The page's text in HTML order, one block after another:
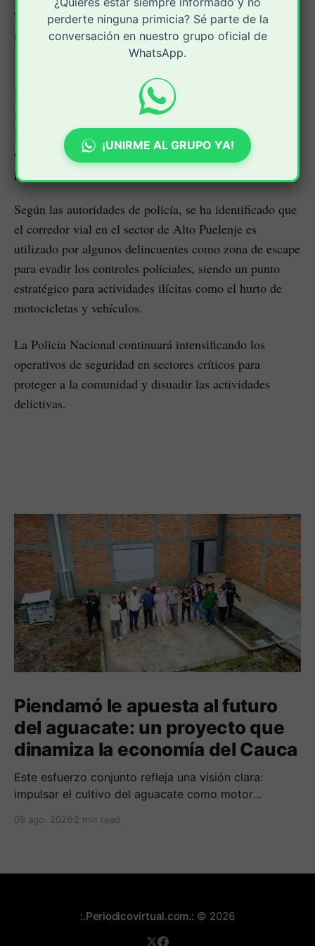
También se inmovilizó una motocicleta color rojo, que
utilizaba el ciudadano en el momento de su detención.
Luego de ser capturado en flagrancia, se le informaron
sus derechos, y fue trasladado a las instalaciones de la
Fiscalía para los procedimientos de judicialización
correspondientes, posteriormente, un juez lo envió a
prisión.
Según las autoridades de policía, se ha identificado que
el corredor vial en el sector de Alto Puelenje es
utilizado por algunos delincuentes como zona de escape
para evadir los controles policiales, siendo un punto
estratégico para actividades ilícitas como el hurto de
motocicletas y vehículos.
La Policia Nacional continuará intensificando los
operativos de seguridad en sectores críticos para
proteger a la comunidad y disuadir las actividades
delictivas.
Piendamó le apuesta al futuro
del aguacate: un proyecto que
dinamiza la economía del Cauca
Este esfuerzo conjunto refleja una visión clara:
impulsar el cultivo del aguacate como motor
campesinas de la región.
09 ago. 2026 2 min read
perderte ninguna primicia? Sé parte de la
conversación en nuestro grupo oficial de
WhatsApp.
¡UNIRME AL GRUPO YA!
:.Periodicovirtual.com.: © 2026